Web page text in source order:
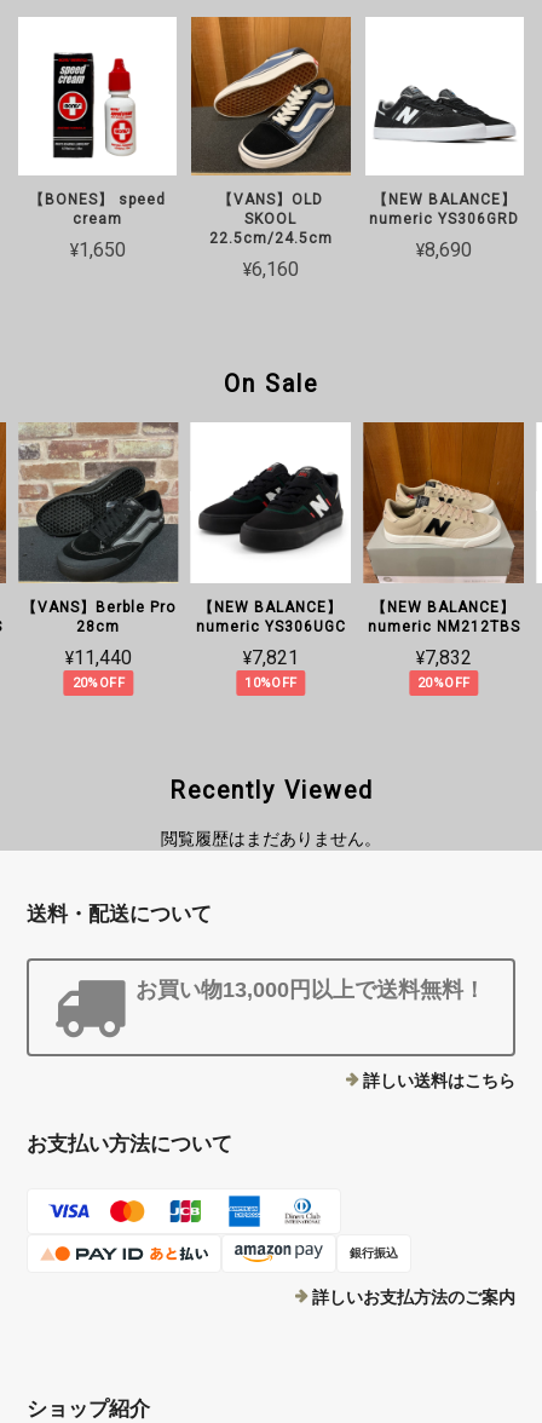
【BONES】 speed
cream
¥1,650
【VANS】OLD
SKOOL
22.5cm/24.5cm
¥6,160
【NEW BALANCE】
numeric YS306GRD
¥8,690
On Sale
【VANS】Berble Pro
28cm
¥11,440
20%OFF
【NEW BALANCE】
numeric YS306UGC
¥7,821
10%OFF
【NEW BALANCE】
numeric NM212TBS
¥7,832
20%OFF
Recently Viewed
閲覧履歴はまだありません。
送料・配送について
お買い物13,000円以上で送料無料！
詳しい送料はこちら
お支払い方法について
銀行振込
詳しいお支払方法のご案内
ショップ紹介